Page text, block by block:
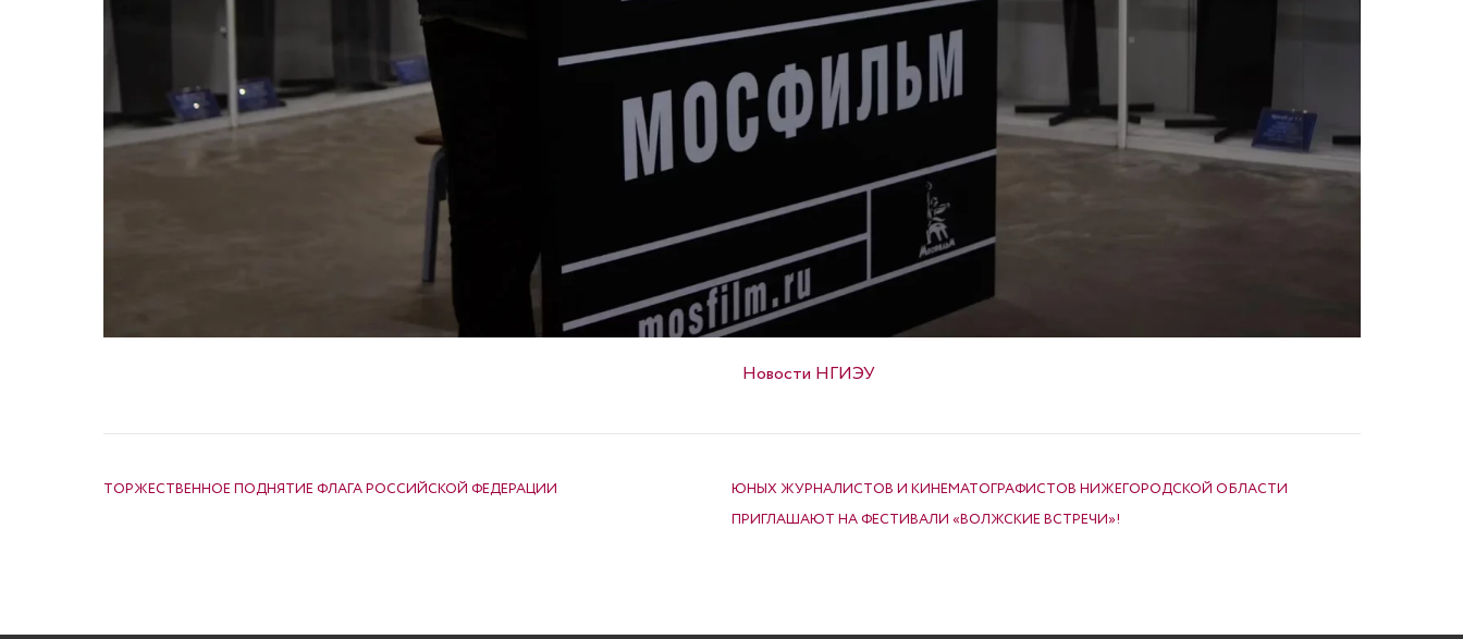
Новости НГИЭУ
ТОРЖЕСТВЕННОЕ ПОДНЯТИЕ ФЛАГА РОССИЙСКОЙ ФЕДЕРАЦИИ
ЮНЫХ ЖУРНАЛИСТОВ И КИНЕМАТОГРАФИСТОВ НИЖЕГОРОДСКОЙ ОБЛАСТИ
ПРИГЛАШАЮТ НА ФЕСТИВАЛИ «ВОЛЖСКИЕ ВСТРЕЧИ»!